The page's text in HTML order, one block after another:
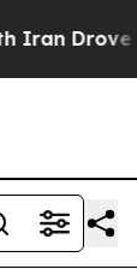
Drove oil